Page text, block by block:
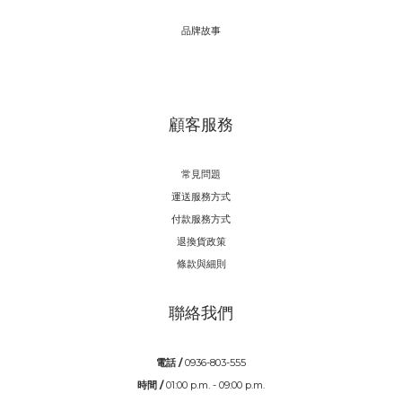
品牌故事
顧客服務
常見問題
運送服務方式
付款服務方式
退換貨政策
條款與細則
聯絡我們
電話 /0936-803-555
時間 /01:00 p.m. - 09:00 p.m.